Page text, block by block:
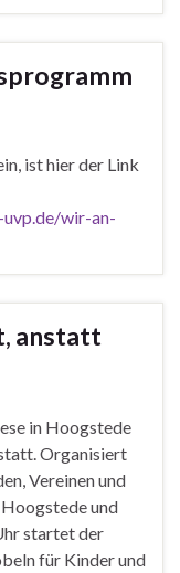
ist hier der Link
wir-an-
anstatt
in Hoogstede
Organisiert
Vereinen und
und
startet der
für Kinder und